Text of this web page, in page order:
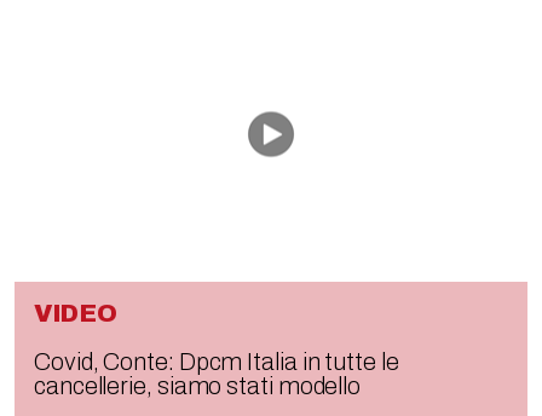
VIDEO
Covid, Conte: Dpcm Italia in tutte le
cancellerie, siamo stati modello